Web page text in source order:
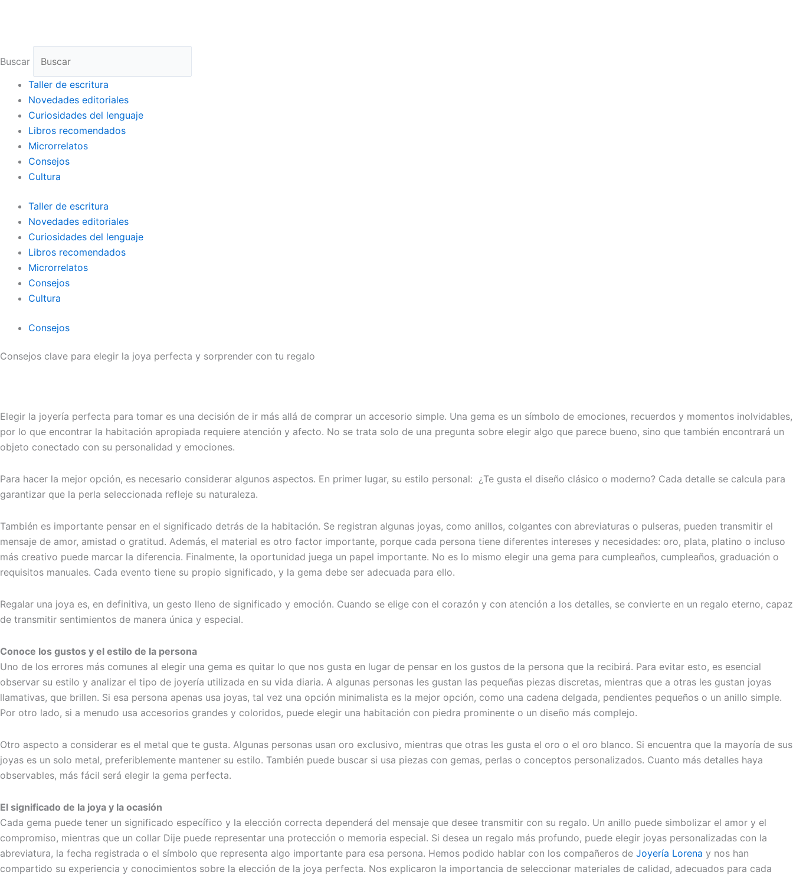
Buscar
Taller de escritura
Novedades editoriales
Curiosidades del lenguaje
Libros recomendados
Microrrelatos
Consejos
Cultura
Taller de escritura
Novedades editoriales
Curiosidades del lenguaje
Libros recomendados
Microrrelatos
Consejos
Cultura
Consejos
Consejos clave para elegir la joya perfecta y sorprender con tu regalo
Elegir la joyería perfecta para tomar es una decisión de ir más allá de comprar un accesorio simple. Una gema es un símbolo de emociones, recuerdos y momentos inolvidables,
por lo que encontrar la habitación apropiada requiere atención y afecto. No se trata solo de una pregunta sobre elegir algo que parece bueno, sino que también encontrará un
objeto conectado con su personalidad y emociones.
Para hacer la mejor opción, es necesario considerar algunos aspectos. En primer lugar, su estilo personal: ¿Te gusta el diseño clásico o moderno? Cada detalle se calcula para
garantizar que la perla seleccionada refleje su naturaleza.
También es importante pensar en el significado detrás de la habitación. Se registran algunas joyas, como anillos, colgantes con abreviaturas o pulseras, pueden transmitir el
mensaje de amor, amistad o gratitud. Además, el material es otro factor importante, porque cada persona tiene diferentes intereses y necesidades: oro, plata, platino o incluso
más creativo puede marcar la diferencia. Finalmente, la oportunidad juega un papel importante. No es lo mismo elegir una gema para cumpleaños, cumpleaños, graduación o
requisitos manuales. Cada evento tiene su propio significado, y la gema debe ser adecuada para ello.
Regalar una joya es, en definitiva, un gesto lleno de significado y emoción. Cuando se elige con el corazón y con atención a los detalles, se convierte en un regalo eterno, capaz
de transmitir sentimientos de manera única y especial.
Conoce los gustos y el estilo de la persona
Uno de los errores más comunes al elegir una gema es quitar lo que nos gusta en lugar de pensar en los gustos de la persona que la recibirá. Para evitar esto, es esencial
observar su estilo y analizar el tipo de joyería utilizada en su vida diaria. A algunas personas les gustan las pequeñas piezas discretas, mientras que a otras les gustan joyas
llamativas, que brillen. Si esa persona apenas usa joyas, tal vez una opción minimalista es la mejor opción, como una cadena delgada, pendientes pequeños o un anillo simple.
Por otro lado, si a menudo usa accesorios grandes y coloridos, puede elegir una habitación con piedra prominente o un diseño más complejo.
Otro aspecto a considerar es el metal que te gusta. Algunas personas usan oro exclusivo, mientras que otras les gusta el oro o el oro blanco. Si encuentra que la mayoría de sus
joyas es un solo metal, preferiblemente mantener su estilo. También puede buscar si usa piezas con gemas, perlas o conceptos personalizados. Cuanto más detalles haya
observables, más fácil será elegir la gema perfecta.
El significado de la joya y la ocasión
Cada gema puede tener un significado específico y la elección correcta dependerá del mensaje que desee transmitir con su regalo. Un anillo puede simbolizar el amor y el
compromiso, mientras que un collar Dije puede representar una protección o memoria especial. Si desea un regalo más profundo, puede elegir joyas personalizadas con la
abreviatura, la fecha registrada o el símbolo que representa algo importante para esa persona. Hemos podido hablar con los compañeros de Joyería Lorena y nos han
compartido su experiencia y conocimientos sobre la elección de la joya perfecta. Nos explicaron la importancia de seleccionar materiales de calidad, adecuados para cada